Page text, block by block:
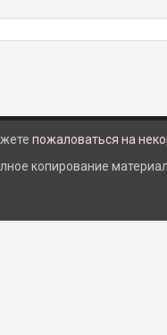
пожаловаться на
копирование